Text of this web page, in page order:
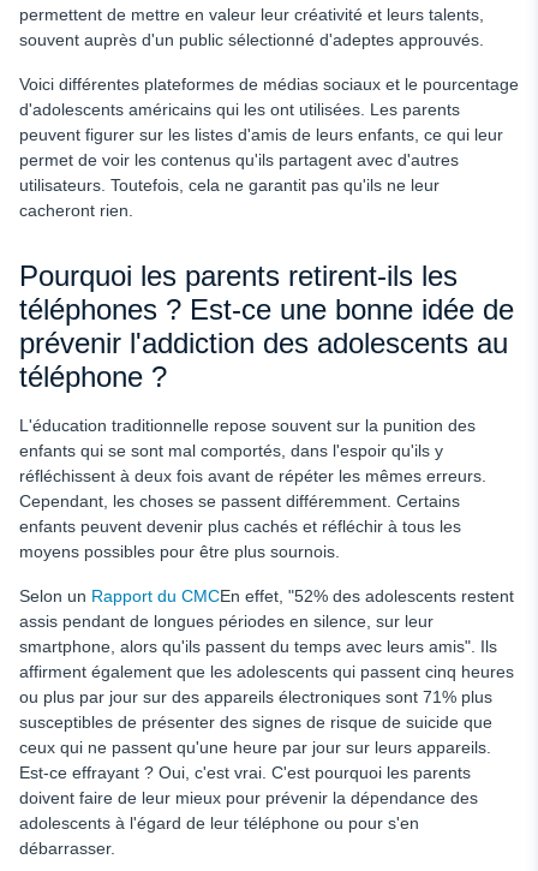
permettent de mettre en valeur leur créativité et leurs talents,
souvent auprès d'un public sélectionné d'adeptes approuvés.
Voici différentes plateformes de médias sociaux et le pourcentage
d'adolescents américains qui les ont utilisées. Les parents
peuvent figurer sur les listes d'amis de leurs enfants, ce qui leur
permet de voir les contenus qu'ils partagent avec d'autres
utilisateurs. Toutefois, cela ne garantit pas qu'ils ne leur
cacheront rien.
Pourquoi les parents retirent-ils les
téléphones ? Est-ce une bonne idée de
prévenir l'addiction des adolescents au
téléphone ?
L'éducation traditionnelle repose souvent sur la punition des
enfants qui se sont mal comportés, dans l'espoir qu'ils y
réfléchissent à deux fois avant de répéter les mêmes erreurs.
Cependant, les choses se passent différemment. Certains
enfants peuvent devenir plus cachés et réfléchir à tous les
moyens possibles pour être plus sournois.
Selon un Rapport du CMCEn effet, "52% des adolescents restent
assis pendant de longues périodes en silence, sur leur
smartphone, alors qu'ils passent du temps avec leurs amis". Ils
affirment également que les adolescents qui passent cinq heures
ou plus par jour sur des appareils électroniques sont 71% plus
susceptibles de présenter des signes de risque de suicide que
ceux qui ne passent qu'une heure par jour sur leurs appareils.
Est-ce effrayant ? Oui, c'est vrai. C'est pourquoi les parents
doivent faire de leur mieux pour prévenir la dépendance des
adolescents à l'égard de leur téléphone ou pour s'en
débarrasser.